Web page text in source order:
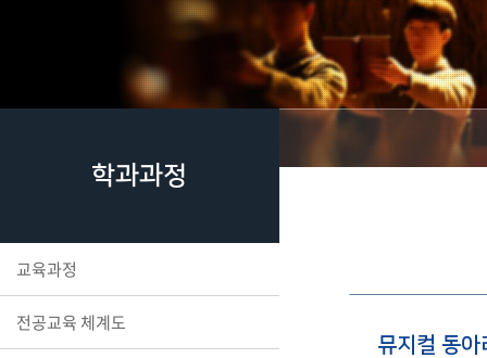
학과과정
교육과정
전공교육 체계도
뮤지컬 동아